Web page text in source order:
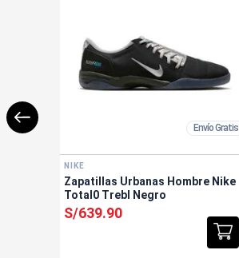
Envío Gratis
NIKE
Zapatillas Urbanas Hombre Nike
Total0 Trebl Negro
S/639.90